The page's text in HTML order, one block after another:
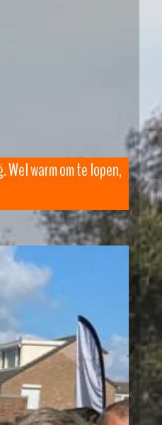
Wel warm om te lopen,